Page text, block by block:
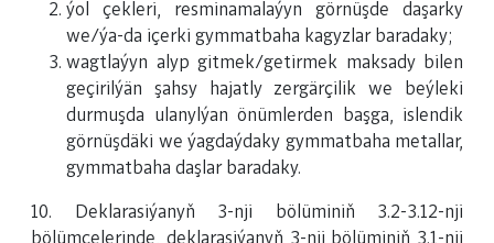
ýol çekleri, resminamalaýyn görnüşde daşarky
we/ýa-da içerki gymmatbaha kagyzlar baradaky;
wagtlaýyn alyp gitmek/getirmek maksady bilen
geçirilýän şahsy hajatly zergärçilik we beýleki
durmuşda ulanylýan önümlerden başga, islendik
görnüşdäki we ýagdaýdaky gymmatbaha metallar,
gymmatbaha daşlar baradaky.
10. Deklarasiýanyň 3-nji bölüminiň 3.2-3.12-nji
bölümçelerinde, deklarasiýanyň 3-nji bölüminiň 3.1-nji